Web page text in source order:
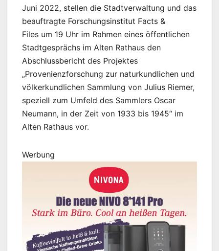
Juni 2022, stellen die Stadtverwaltung und das
beauftragte Forschungsinstitut Facts &
Files um 19 Uhr im Rahmen eines öffentlichen
Stadtgesprächs im Alten Rathaus den
Abschlussbericht des Projektes
„Provenienzforschung zur naturkundlichen und
völkerkundlichen Sammlung von Julius Riemer,
speziell zum Umfeld des Sammlers Oscar
Neumann, in der Zeit von 1933 bis 1945“ im
Alten Rathaus vor.
Werbung